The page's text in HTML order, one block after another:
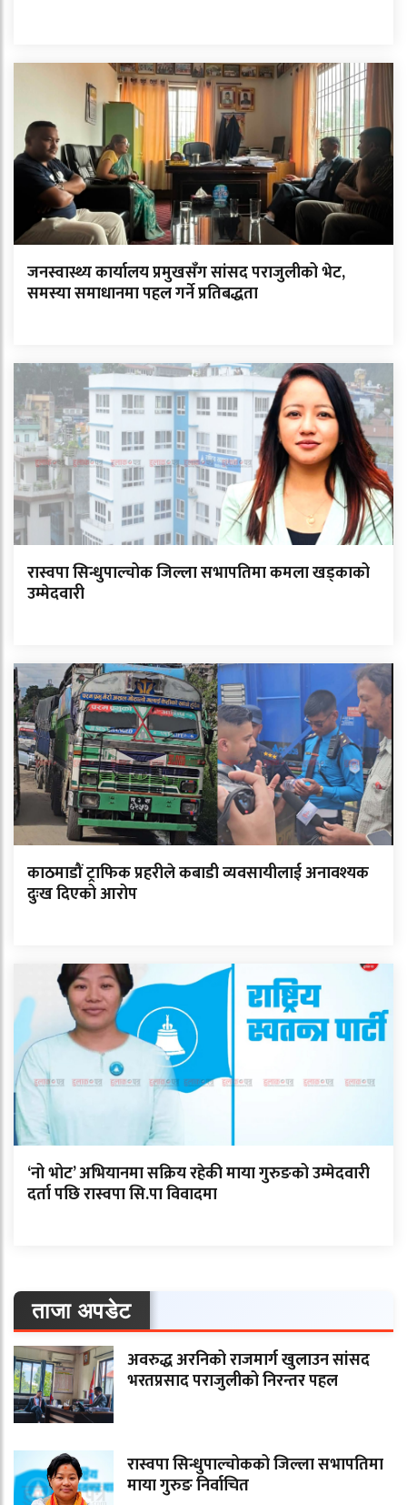
जनस्वास्थ्य कार्यालय प्रमुखसँग सांसद पराजुलीको भेट,
समस्या समाधानमा पहल गर्ने प्रतिबद्धता
रास्वपा सिन्धुपाल्चोक जिल्ला सभापतिमा कमला खड्काको
उम्मेदवारी
काठमाडौं ट्राफिक प्रहरीले कबाडी व्यवसायीलाई अनावश्यक
दुःख दिएको आरोप
‘नो भोट’ अभियानमा सक्रिय रहेकी माया गुरुङको उम्मेदवारी
दर्ता पछि रास्वपा सि.पा विवादमा
ताजा अपडेट
अवरुद्ध अरनिको राजमार्ग खुलाउन सांसद
भरतप्रसाद पराजुलीको निरन्तर पहल
रास्वपा सिन्धुपाल्चोकको जिल्ला सभापतिमा
माया गुरुङ निर्वाचित